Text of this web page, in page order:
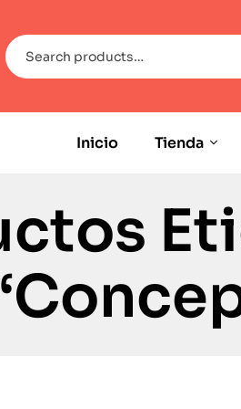
Inicio Tienda